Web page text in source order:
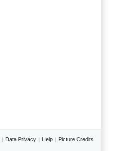
Data Privacy Help Picture Credits